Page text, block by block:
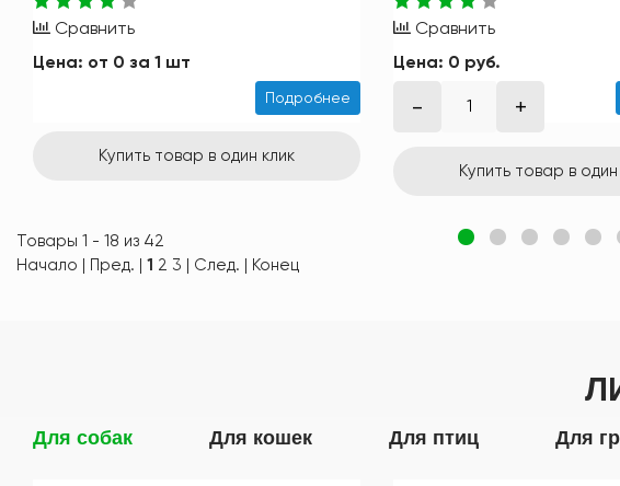
Сравнить
Цена: от 0 за 1 шт
Подробнее
Купить товар в один клик
Сравнить
Цена: 0 руб.
Купить товар в один
Товары 1 - 18 из 42
Начало | Пред. | 1 2 3 | След. | Конец
Для собак Для кошек Для птиц Для